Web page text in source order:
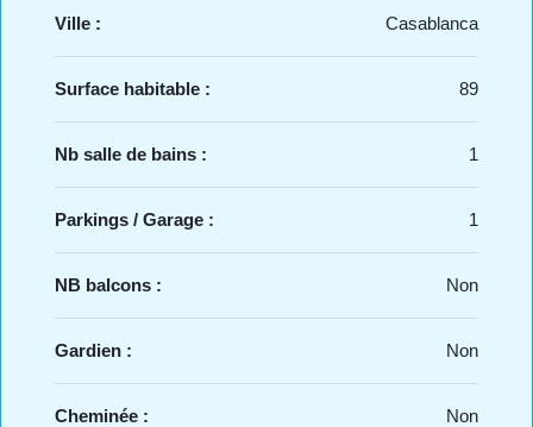
Ville : Casablanca
Surface habitable : 89
Nb salle de bains : 1
Parkings / Garage : 1
NB balcons : Non
Gardien : Non
Cheminée : Non